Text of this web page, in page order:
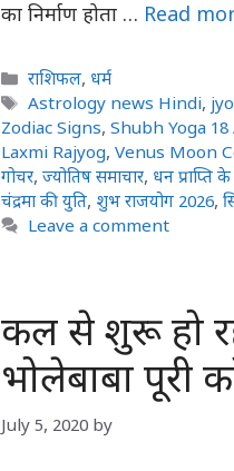
का निर्माण होता … Read
Categories
राशिफल, धर्म
Tags
Astrology news Hindi,
Zodiac Signs, Shubh Yoga
Laxmi Rajyog, Venus Moon
गोचर, ज्योतिष समाचार, धन प्राप्ति
चंद्रमा की युति, शुभ राजयोग 2026,
Leave a comment
कल से शुरू हो
भोलेबाबा पूरी
July 5, 2020 by